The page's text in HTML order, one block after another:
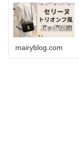
mairyblog.com